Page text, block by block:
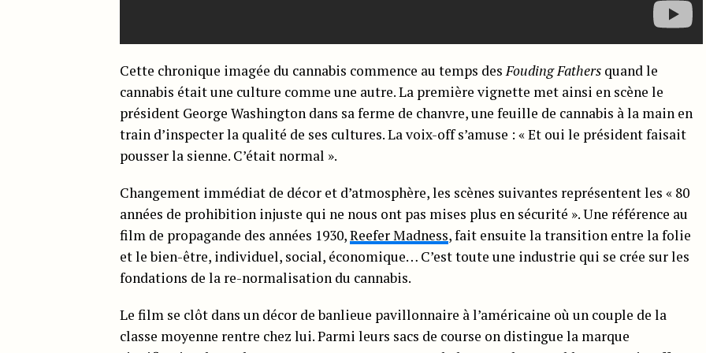
Cette chronique imagée du cannabis commence au temps desFouding Fathers quand le
cannabis était une culture comme une autre. La première vignette met ainsi en scène le
président George Washington dans sa ferme de chanvre, une feuille de cannabis à la main en
train d’inspecter la qualité de ses cultures. La voix-off s’amuse : « Et oui le président faisait
pousser la sienne. C’était normal ».
Changement immédiat de décor et d’atmosphère, les scènes suivantes représentent les « 80
années de prohibition injuste qui ne nous ont pas mises plus en sécurité ». Une référence au
film de propagande des années 1930,Reefer Madness, fait ensuite la transition entre la folie
et le bien-être, individuel, social, économique… C’est toute une industrie qui se crée sur les
fondations de la re-normalisation du cannabis.
Le film se clôt dans un décor de banlieue pavillonnaire à l’américaine où un couple de la
classe moyenne rentre chez lui. Parmi leurs sacs de course on distingue la marque